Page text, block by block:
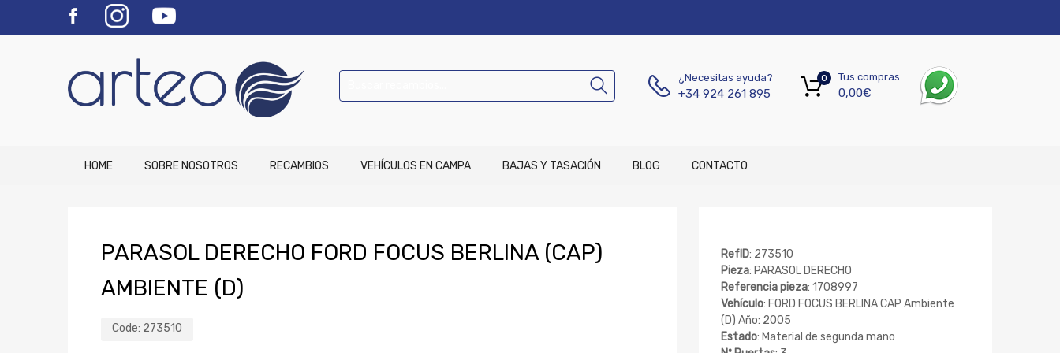
¿Necesitas ayuda?
+34 924 261 895
Tus compras
0,00€
0
HOME SOBRE NOSOTROS RECAMBIOS VEHÍCULOS EN CAMPA BAJAS Y TASACIÓN BLOG CONTACTO
PARASOL DERECHO FORD FOCUS BERLINA (CAP)
AMBIENTE (D)
Code: 273510
RefID: 273510
Pieza: PARASOL DERECHO
Referencia pieza: 1708997
Vehículo: FORD FOCUS BERLINA CAP Ambiente
(D) Año: 2005
Estado: Material de segunda mano